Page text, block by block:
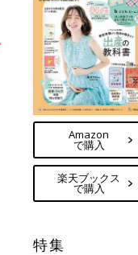
Amazon
で購入
楽天ブックス
で購入
特集